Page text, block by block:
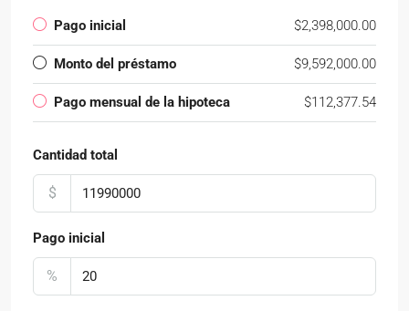
Pago inicial $2,398,000.00
Monto del préstamo $9,592,000.00
Pago mensual de la hipoteca $112,377.54
Cantidad total
$
Pago inicial
%